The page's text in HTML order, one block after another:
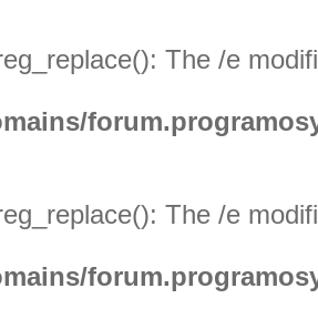
The /e
The /e